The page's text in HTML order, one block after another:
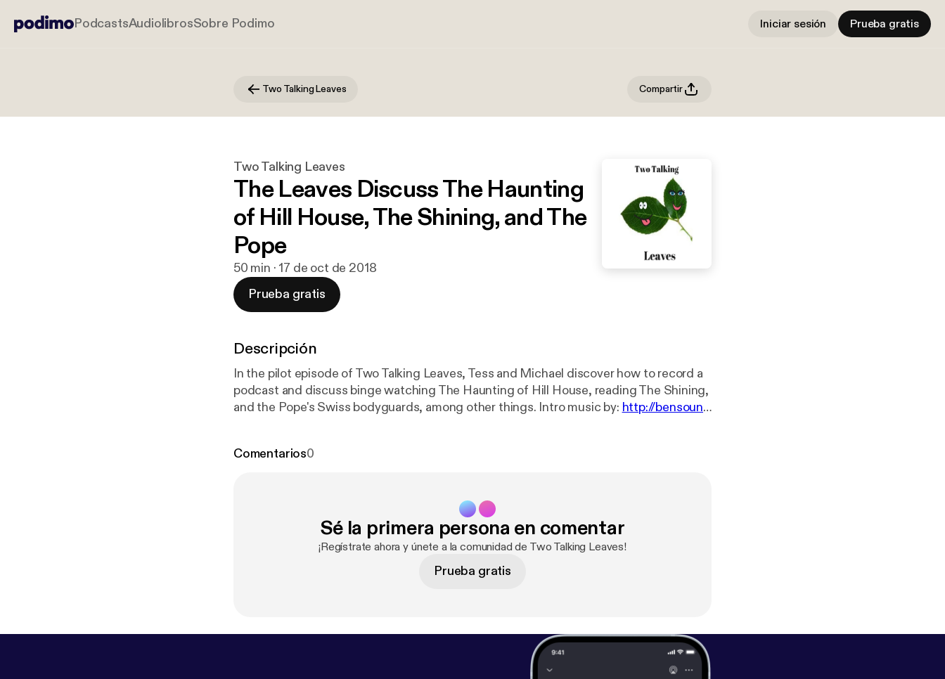
PodcastsAudiolibrosSobre Podimo Iniciar sesión Prueba gratis
Two Talking Leaves Compartir
Two Talking Leaves
The Leaves Discuss The Haunting
of Hill House, The Shining, and The
Pope
50 min · 17 de oct de 2018
Prueba gratis
Descripción
In the pilot episode of Two Talking Leaves, Tess and Michael discover how to record a
podcast and discuss binge watching The Haunting of Hill House, reading The Shining,
and the Pope's Swiss bodyguards, among other things. Intro music by: http://bensoun
Comentarios0
Sé la primera persona en comentar
¡Regístrate ahora y únete a la comunidad de Two Talking Leaves!
Prueba gratis